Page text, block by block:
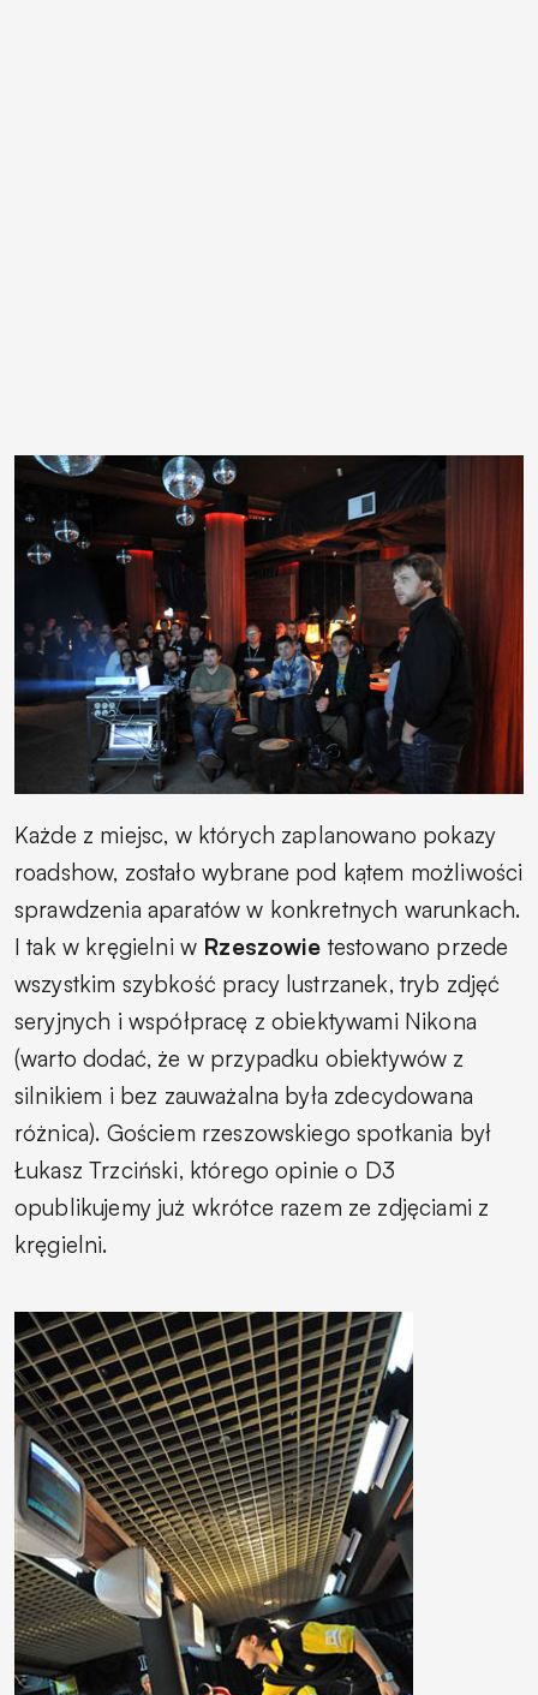
Każde z miejsc, w których zaplanowano pokazy
roadshow, zostało wybrane pod kątem możliwości
sprawdzenia aparatów w konkretnych warunkach.
I tak w kręgielni w Rzeszowie testowano przede
wszystkim szybkość pracy lustrzanek, tryb zdjęć
seryjnych i współpracę z obiektywami Nikona
(warto dodać, że w przypadku obiektywów z
silnikiem i bez zauważalna była zdecydowana
różnica). Gościem rzeszowskiego spotkania był
Łukasz Trzciński, którego opinie o D3
opublikujemy już wkrótce razem ze zdjęciami z
kręgielni.